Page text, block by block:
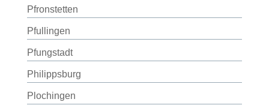
Pfronstetten
Pfullingen
Pfungstadt
Philippsburg
Plochingen